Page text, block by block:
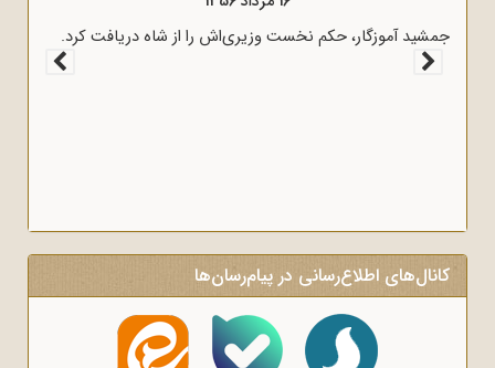
جمشیدآغاز سخنرانی‌های انتقادی و روشنگر وعاظ در لبیک به پیام امام
به وعاظ و روحانیون برای روشنگری و آگاه‌سازی در منبرهای ماه
کانال‌های اطلاع‌رسانی در پیام‌رسان‌ها